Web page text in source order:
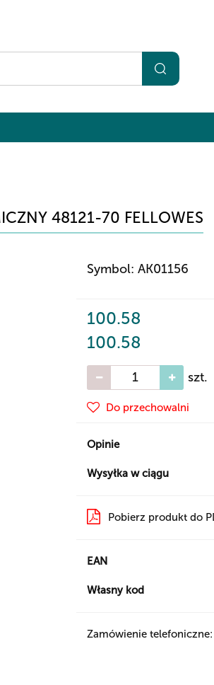
48121-70 FELLOWES
Symbol:AK01156
100.58
100.58
szt.
Do przechowalni
Opinie
Wysyłka w ciągu
Pobierz produkt do
EAN
Własny kod
Zamówienie